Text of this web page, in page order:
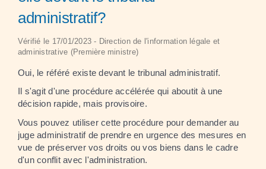
administratif?
Vérifié le 17/01/2023 - Direction de l'information légale et
administrative (Première ministre)
Oui, le référé existe devant le tribunal administratif.
Il s'agit d'une procédure accélérée qui aboutit à une
décision rapide, mais provisoire.
Vous pouvez utiliser cette procédure pour demander au
juge administratif de prendre en urgence des mesures en
vue de préserver vos droits ou vos biens dans le cadre
d'un conflit avec l'administration.